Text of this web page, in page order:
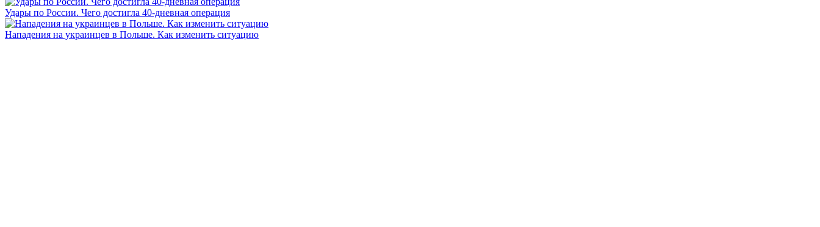
Удары по России. Чего достигла 40-дневная операция
Нападения на украинцев в Польше. Как изменить ситуацию